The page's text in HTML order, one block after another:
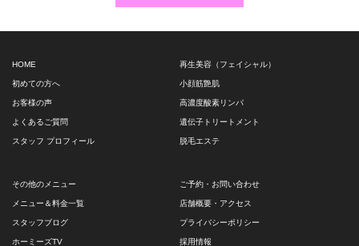
HOME
初めての方へ
お客様の声
よくあるご質問
スタッフ プロフィール
再生美容（フェイシャル）
小顔筋艶肌
高濃度酸素リンパ
遺伝子トリートメント
脱毛エステ
その他のメニュー
メニュー＆料金一覧
スタッフブログ
ホーミーズTV
ご予約・お問い合わせ
店舗概要・アクセス
プライバシーポリシー
採用情報